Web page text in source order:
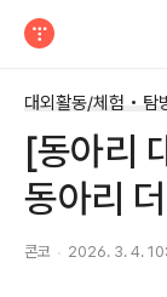
대외활동/체험 • 탐
[동아리
동아리
콘코 2026. 3. 4.